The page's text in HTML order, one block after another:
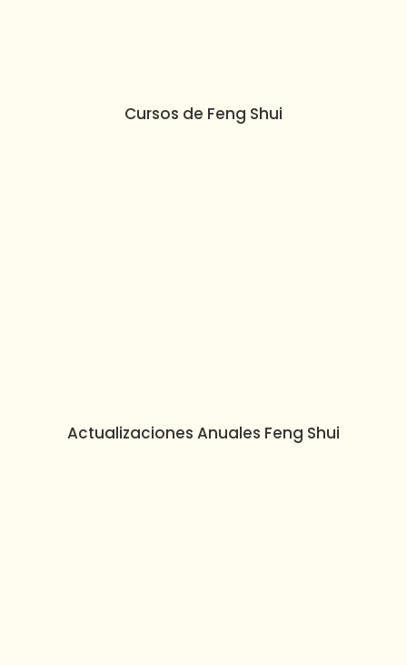
Cursos de Feng Shui
Actualizaciones Anuales Feng Shui